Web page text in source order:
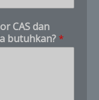
CAS dan
butuhkan? *